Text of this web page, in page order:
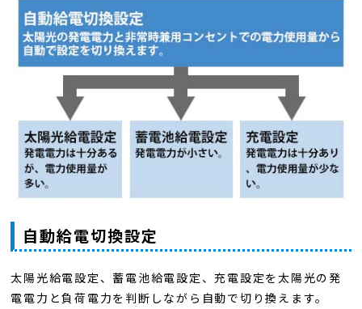
自動給電切換設定
太陽光給電設定、蓄電池給電設定、充電設定を太陽光の発
電電力と負荷電力を判断しながら自動で切り換えます。